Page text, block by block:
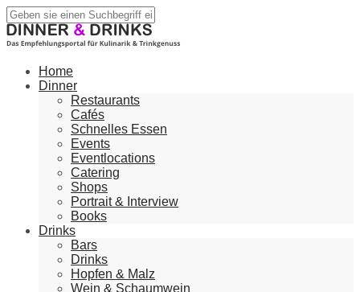
Home
Dinner
Restaurants
Cafés
Schnelles Essen
Events
Eventlocations
Catering
Shops
Portrait & Interview
Books
Drinks
Bars
Drinks
Hopfen & Malz
Wein & Schaumwein